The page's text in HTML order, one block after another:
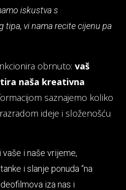
iskustva s
tipa, vi nama recite cijenu pa
obrnuto: vaš
naša kreativna
saznajemo koliko
ideje i složenošću
i naše vrijeme,
i slanje ponuda “na
iza nas i